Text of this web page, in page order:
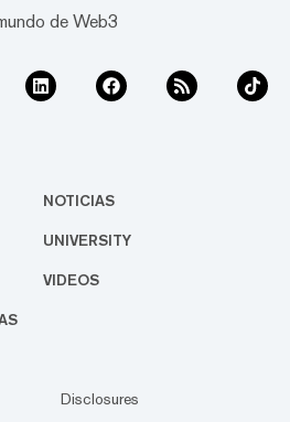
de Web3
NOTICIAS
UNIVERSITY
VIDEOS
Disclosures